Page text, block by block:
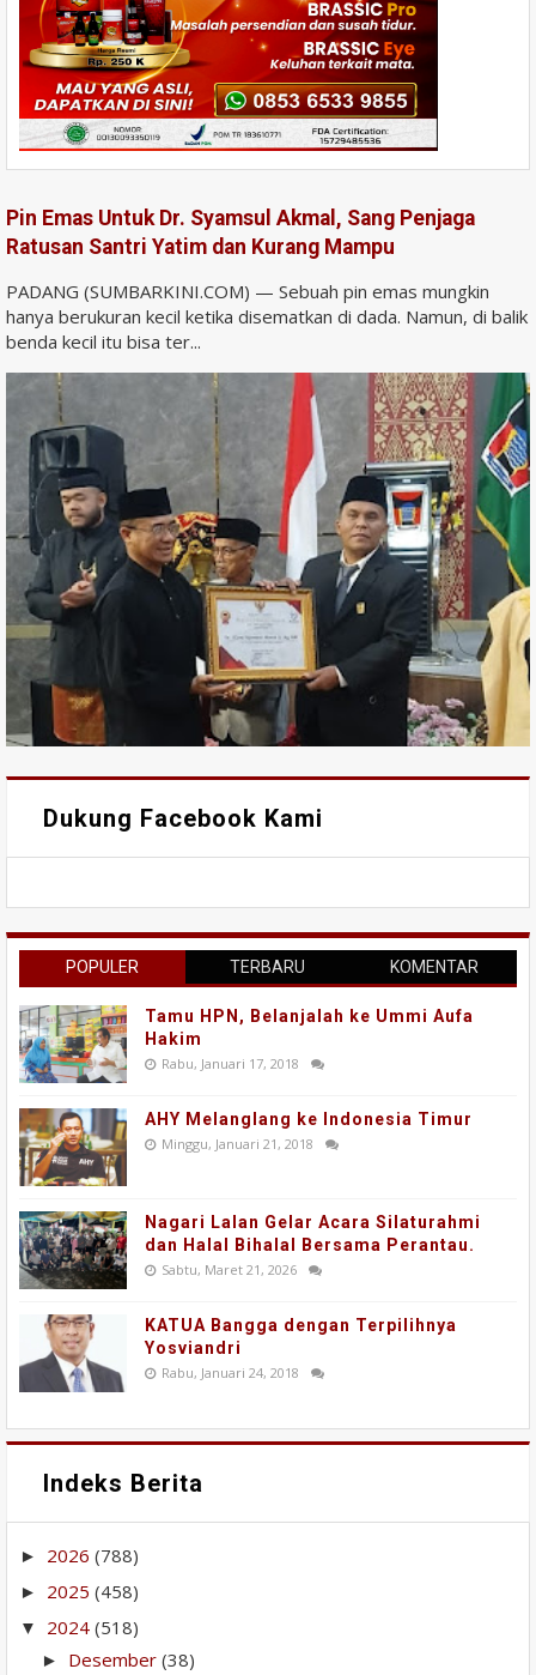
Pin Emas Untuk Dr. Syamsul Akmal, Sang Penjaga
Ratusan Santri Yatim dan Kurang Mampu
PADANG (SUMBARKINI.COM) — Sebuah pin emas mungkin
hanya berukuran kecil ketika disematkan di dada. Namun, di balik
benda kecil itu bisa ter...
Dukung Facebook Kami
POPULER TERBARU KOMENTAR
Tamu HPN, Belanjalah ke Ummi Aufa
Hakim
Rabu, Januari 17, 2018
AHY Melanglang ke Indonesia Timur
Minggu, Januari 21, 2018
Nagari Lalan Gelar Acara Silaturahmi
dan Halal Bihalal Bersama Perantau.
Sabtu, Maret 21, 2026
KATUA Bangga dengan Terpilihnya
Yosviandri
Rabu, Januari 24, 2018
Indeks Berita
► 2026 (788)
► 2025 (458)
▼ 2024 (518)
► Desember (38)